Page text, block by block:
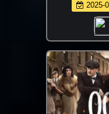
2025-